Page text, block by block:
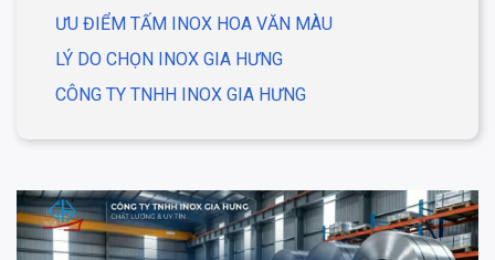
ƯU ĐIỂM TẤM INOX HOA VĂN MÀU
LÝ DO CHỌN INOX GIA HƯNG
CÔNG TY TNHH INOX GIA HƯNG